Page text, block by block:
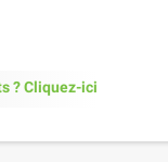
Demande de renseignements ? Cliquez-ici